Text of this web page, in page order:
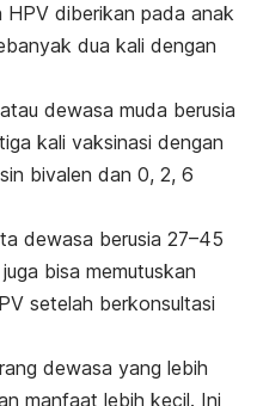
diberikan pada anak
dua kali dengan
dewasa muda berusia
kali vaksinasi dengan
bivalen dan 0, 2, 6
dewasa berusia 27–45
bisa memutuskan
setelah berkonsultasi
dewasa yang lebih
manfaat lebih kecil. Ini